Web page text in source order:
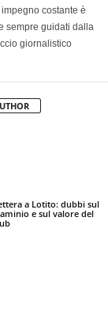
costante è
sempre guidati dalla
giornalistico
a Lotito: dubbi sul
e sul valore del